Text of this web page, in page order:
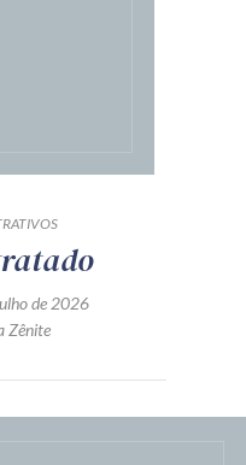
de 2026
Zênite